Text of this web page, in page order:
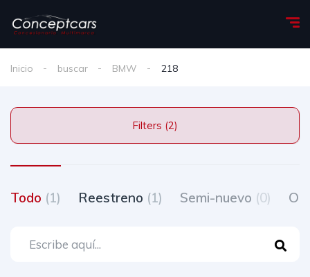
Inicio buscar BMW 218
Filters (2)
Todo (1) Reestreno (1) Semi-nuevo (0)